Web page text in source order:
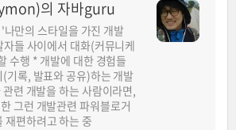
의 자바guru
만의 스타일을 가진 개발
들 사이에서 대화(커뮤니케
수행 * 개발에 대한 경험들
기록, 발표와 공유)하는 개발
련 개발을 하는 사람이라면,
그런 개발관련 파워블로거
재편하려고 하는 중